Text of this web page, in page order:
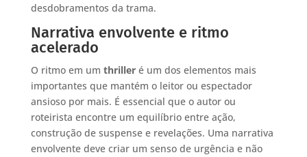
desdobramentos da trama.
Narrativa envolvente e ritmo
acelerado
O ritmo em um thrilleré um dos elementos mais
importantes que mantém o leitor ou espectador
ansioso por mais. É essencial que o autor ou
roteirista encontre um equilíbrio entre ação,
construção de suspense e revelações. Uma narrativa
envolvente deve criar um senso de urgência e não